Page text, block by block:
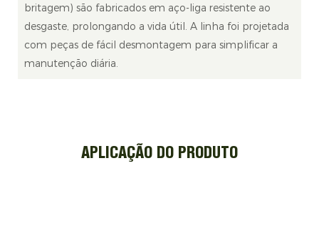
britagem) são fabricados em aço-liga resistente ao
desgaste, prolongando a vida útil. A linha foi projetada
com peças de fácil desmontagem para simplificar a
manutenção diária.
APLICAÇÃO DO PRODUTO